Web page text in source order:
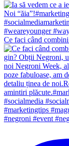
Ce faci când